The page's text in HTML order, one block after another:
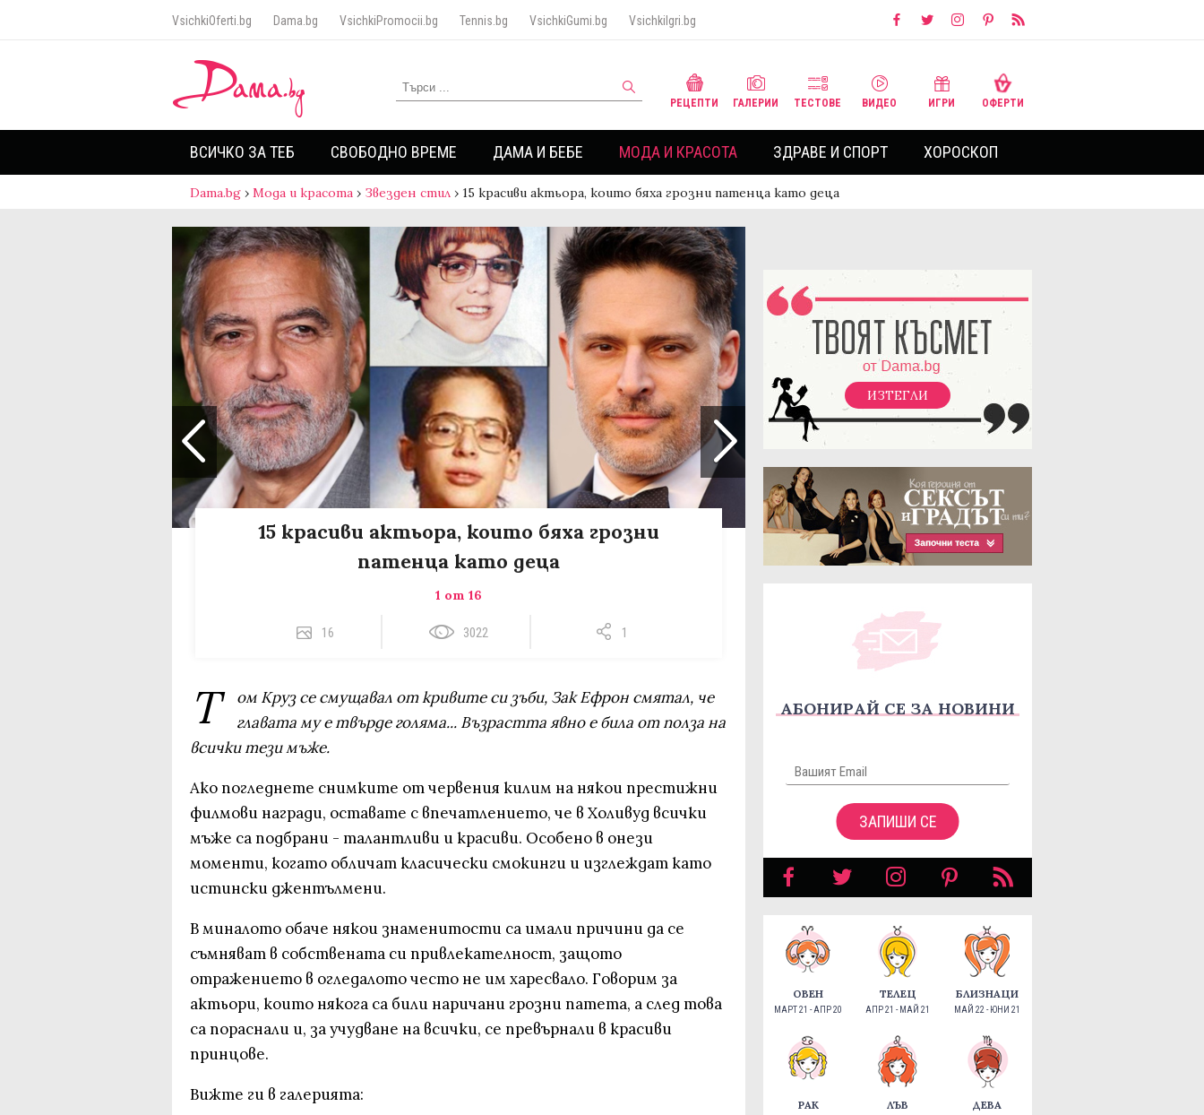
VsichkiOferti.bg Dama.bg VsichkiPromocii.bg Tennis.bg VsichkiGumi.bg VsichkiIgri.bg
РЕЦЕПТИ ГАЛЕРИИ ТЕСТОВЕ ВИДЕО ИГРИ ОФЕРТИ
ВСИЧКО ЗА ТЕБ СВОБОДНО ВРЕМЕ ДАМА И БЕБЕ МОДА И КРАСОТА ЗДРАВЕ И СПОРТ ХОРОСКОП
Dama.bg › Мода и красота › Звезден стил › 15 красиви актьора, които бяха грозни патенца като деца
15 красиви актьора, които бяха грозни
патенца като деца
1 от 16
16 3022 1
Т
ом Круз се смущавал от кривите си зъби, Зак Ефрон смятал, че
главата му е твърде голяма... Възрастта явно е била от полза на
всички тези мъже.
Ако погледнете снимките от червения килим на някои престижни
филмови награди, оставате с впечатлението, че в Холивуд всички
мъже са подбрани - талантливи и красиви. Особено в онези
моменти, когато обличат класически смокинги и изглеждат като
истински джентълмени.
В миналото обаче някои знаменитости са имали причини да се
съмняват в собствената си привлекателност, защото
отражението в огледалото често не им харесвало. Говорим за
актьори, които някога са били наричани грозни патета, а след това
са пораснали и, за учудване на всички, се превърнали в красиви
принцове.
Вижте ги в галерията:
ИЗТЕГЛИ
АБОНИРАЙ СЕ ЗА НОВИНИ
ЗАПИШИ СЕ
ОВЕН
МАРТ 21 - АПР 20
ТЕЛЕЦ
АПР 21 - МАЙ 21
БЛИЗНАЦИ
МАЙ 22 - ЮНИ 21
РАК ЛЪВ ДЕВА